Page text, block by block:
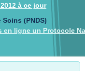
à ce jour
(PNDS)
en ligne un Protocole